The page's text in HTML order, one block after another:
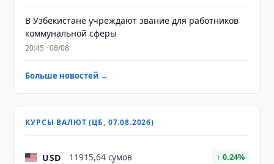
В Узбекистане учреждают звание для работников
коммунальной сферы
20:45 · 08/08
Больше новостей →
КУРСЫ ВАЛЮТ (ЦБ, 07.08.2026)
USD 11915,64 сумов ↑ 0.24%